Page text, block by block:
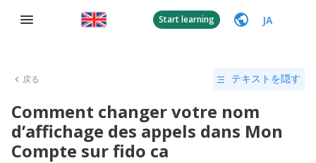
Start learning JA
戻る テキストを隠す
Comment changer votre nom
d’affichage des appels dans Mon
Compte sur fido ca